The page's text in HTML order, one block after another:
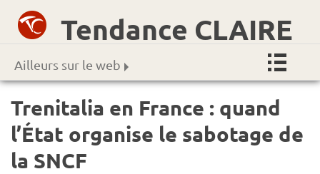
Tendance CLAIRE
Ailleurs sur le web
Trenitalia en France : quand
l’État organise le sabotage de
la SNCF